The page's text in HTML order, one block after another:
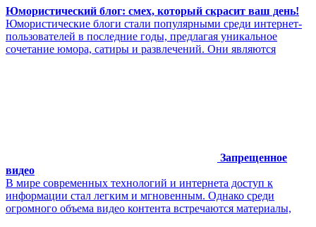
Юмористический блог: смех, который скрасит ваш день!
Юмористические блоги стали популярными среди интернет-
пользователей в последние годы, предлагая уникальное
сочетание юмора, сатиры и развлечений. Они являются
Запрещенное
видео
В мире современных технологий и интернета доступ к
информации стал легким и мгновенным. Однако среди
огромного объема видео контента встречаются материалы,